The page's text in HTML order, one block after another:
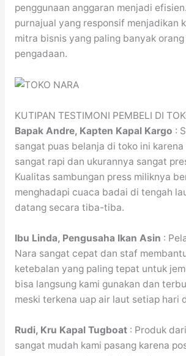
penggunaan anggaran menjadi
purnajual yang responsif menjadikan
mitra bisnis yang paling banyak
pengadaan.
KUTIPAN TESTIMONI PEMBELI DI
Bapak Andre, Kapten Kapal Kargo :
sangat puas belanja di toko ini
sangat rapi dan ukurannya sangat
Kualitas sambungan press miliknya
menghadapi cuaca badai di tengah
datang secara tiba-tiba.
Ibu Linda, Pengusaha Ikan Asin :
Nara sangat cepat dan staf
ketebalan yang paling tepat untuk
bisa langsung kami gunakan dan
meski terkena uap air laut setiap hari
Rudi, Kru Kapal Tugboat: Produk
sangat mudah kami pasang karena